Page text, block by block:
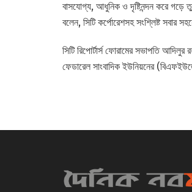
বাসযোগ্য, আধুনিক ও দৃষ্টিনন্দন করে গড়ে
বলেন, সিটি কর্পোরেশসহ সংশ্লিষ্ট সবার
সিটি রিপোর্টার্স ফোরামের সভাপতি
ফেডারেল সাংবাদিক ইউনিয়নের